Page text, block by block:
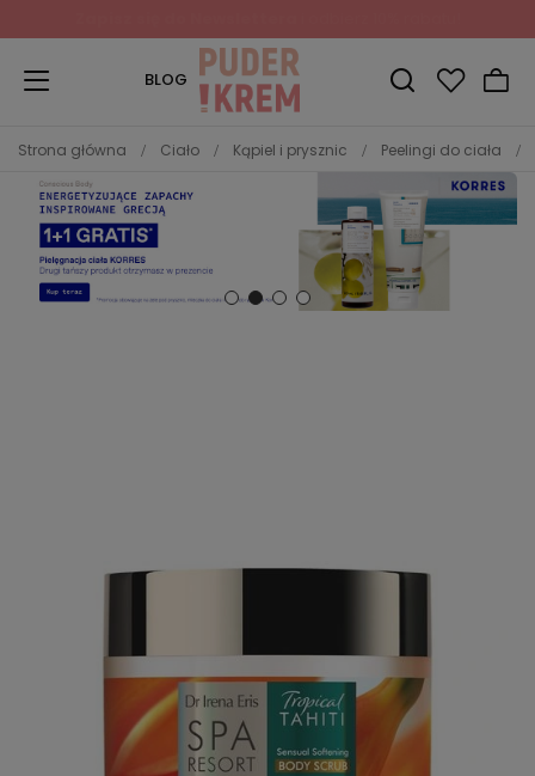
BLOG
Strona główna Ciało Kąpiel i prysznic Peelingi do ciała